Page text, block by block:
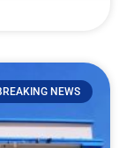
NEWS